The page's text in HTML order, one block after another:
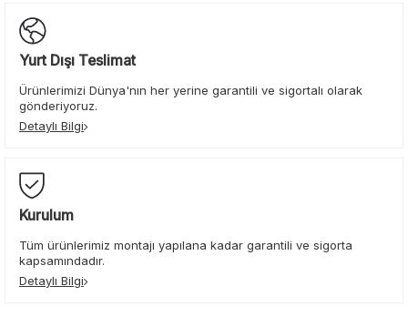
Yurt Dışı Teslimat
Ürünlerimizi Dünya'nın her yerine garantili ve sigortalı olarak
gönderiyoruz.
Detaylı Bilgi
Kurulum
Tüm ürünlerimiz montajı yapılana kadar garantili ve sigorta
kapsamındadır.
Detaylı Bilgi